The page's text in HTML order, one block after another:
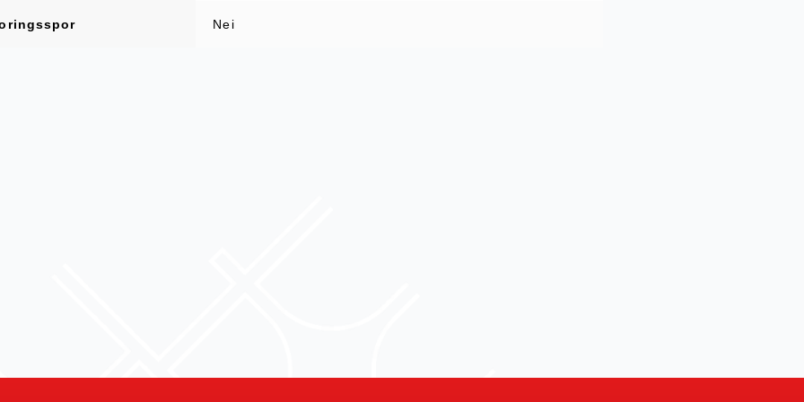
Nei